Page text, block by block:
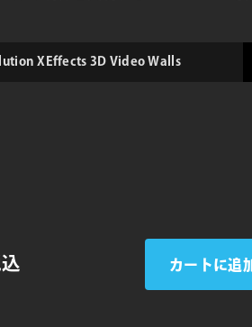
ゲ
ー
カートに追